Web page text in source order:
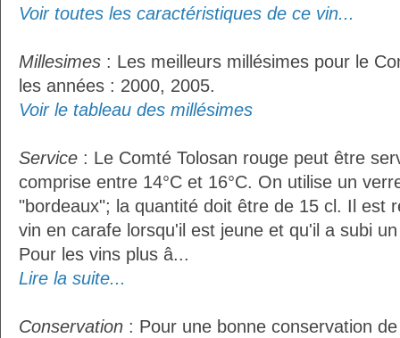
Voir toutes les caractéristiques de ce vin...
Millesimes : Les meilleurs millésimes pour le
les années : 2000, 2005.
Voir le tableau des millésimes
Service : Le Comté Tolosan rouge peut être
comprise entre 14°C et 16°C. On utilise un
"bordeaux"; la quantité doit être de 15 cl. Il est
vin en carafe lorsqu'il est jeune et qu'il a subi
Pour les vins plus â...
Lire la suite...
Conservation : Pour une bonne conservation